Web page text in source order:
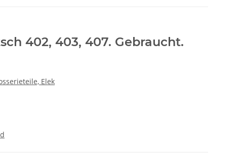
402, 403, 407. Gebraucht.
Elek